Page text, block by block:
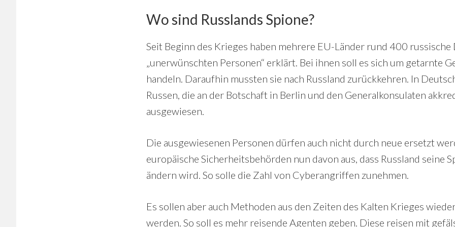
Wo sind Russlands Spione?
Seit Beginn des Krieges haben mehrere EU-Länder rund 400
„unerwünschten Personen“ erklärt. Bei ihnen soll es sich um getarnte
handeln. Daraufhin mussten sie nach Russland zurückkehren. In
Russen, die an der Botschaft in Berlin und den Generalkonsulaten
ausgewiesen.
Die ausgewiesenen Personen dürfen auch nicht durch neue ersetzt
europäische Sicherheitsbehörden nun davon aus, dass Russland seine
ändern wird. So solle die Zahl von Cyberangriffen zunehmen.
Es sollen aber auch Methoden aus den Zeiten des Kalten Krieges
werden. So soll es mehr reisende Agenten geben. Diese reisen mit